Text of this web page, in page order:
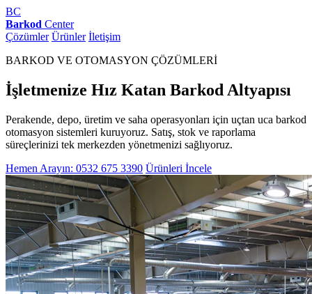
BC
Barkod Center
Çözümler Ürünler İletişim
BARKOD VE OTOMASYON ÇÖZÜMLERİ
İşletmenize Hız Katan Barkod Altyapısı
Perakende, depo, üretim ve saha operasyonları için uçtan uca barkod
otomasyon sistemleri kuruyoruz. Satış, stok ve raporlama
süreçlerinizi tek merkezden yönetmenizi sağlıyoruz.
Hemen Arayın: 0532 675 3390 Ürünleri İncele